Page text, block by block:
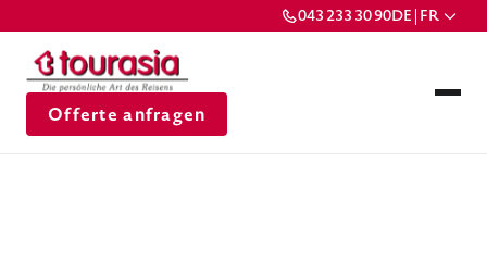
043 233 30 90DE | FR
Offerte anfragen